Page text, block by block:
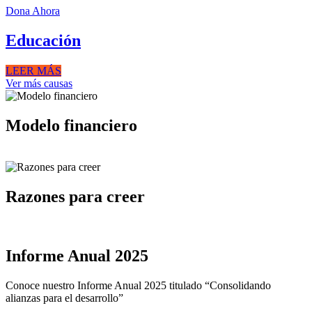
Dona Ahora
Educación
Lograr una educación inclusiva y de calidad, como herramienta que
les permita contar con las competencias necesarias para un
desarrollo sostenible.
LEER MÁS
Ver más causas
Modelo financiero
Razones para creer
Informe Anual 2025
Conoce nuestro Informe Anual 2025 titulado “Consolidando
alianzas para el desarrollo”